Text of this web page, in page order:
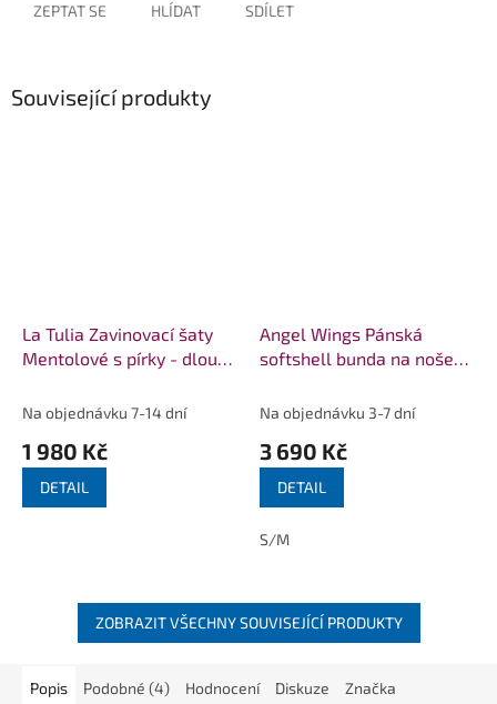
ZEPTAT SE HLÍDAT SDÍLET
Související produkty
La Tulia Zavinovací šaty
Mentolové s pírky - dlouhý
Na objednávku 7-14 dní
1 980 Kč
DETAIL
Angel Wings Pánská
softshell bunda na nošení
Černá
Na objednávku 3-7 dní
3 690 Kč
DETAIL
S/M
ZOBRAZIT VŠECHNY SOUVISEJÍCÍ PRODUKTY
Popis Podobné (4) Hodnocení Diskuze Značka